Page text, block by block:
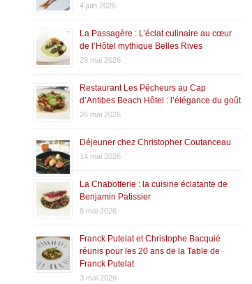
4 juin 2026
La Passagère : L’éclat culinaire au cœur
de l’Hôtel mythique Belles Rives
29 mai 2026
Restaurant Les Pêcheurs au Cap
d’Antibes Beach Hôtel : l’élégance du goût
26 mai 2026
Déjeuner chez Christopher Coutanceau
14 mai 2026
La Chabotterie : la cuisine éclatante de
Benjamin Patissier
8 mai 2026
Franck Putelat et Christophe Bacquié
réunis pour les 20 ans de la Table de
Franck Putelat
3 mai 2026